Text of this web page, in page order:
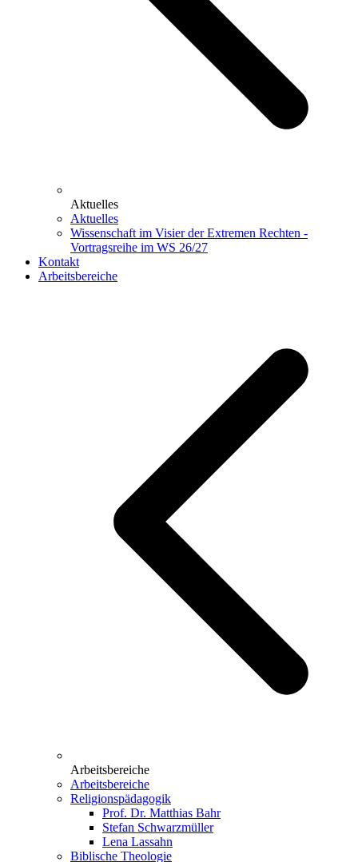
Aktuelles
Aktuelles
Wissenschaft im Visier der Extremen Rechten -
Vortragsreihe im WS 26/27
Kontakt
Arbeitsbereiche
Arbeitsbereiche
Arbeitsbereiche
Religionspädagogik
Prof. Dr. Matthias Bahr
Stefan Schwarzmüller
Lena Lassahn
Biblische Theologie